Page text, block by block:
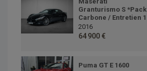
Granturismo S *Pack
Carbone / Entretien 1
2016
64 900 €
Puma GT E 1600